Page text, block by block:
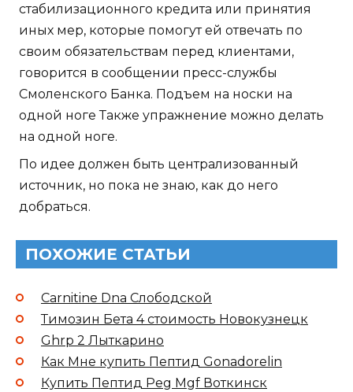
стабилизационного кредита или принятия
иных мер, которые помогут ей отвечать по
своим обязательствам перед клиентами,
говорится в сообщении пресс-службы
Смоленского Банка. Подъем на носки на
одной ноге Также упражнение можно делать
на одной ноге.
По идее должен быть централизованный
источник, но пока не знаю, как до него
добраться.
ПОХОЖИЕ СТАТЬИ
Carnitine Dna Слободской
Тимозин Бета 4 стоимость Новокузнецк
Ghrp 2 Лыткарино
Как Мне купить Пептид Gonadorelin
Купить Пептид Peg Mgf Воткинск